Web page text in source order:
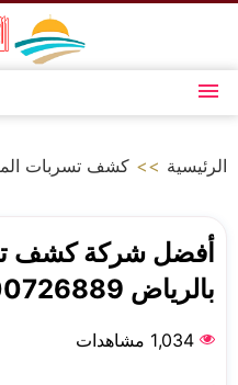
المحتوى
القائمة
الرئيسية >> كشف تسربات
أفضل شركة كشف
بالرياض 0500726889
1,034 مشاهدات